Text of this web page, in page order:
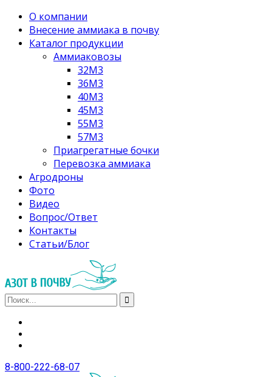
О компании
Внесение аммиака в почву
Каталог продукции
Аммиаковозы
32М3
36М3
40М3
45М3
55М3
57М3
Приагрегатные бочки
Перевозка аммиака
Агродроны
Фото
Видео
Вопрос/Ответ
Контакты
Статьи/Блог
8-800-222-68-07